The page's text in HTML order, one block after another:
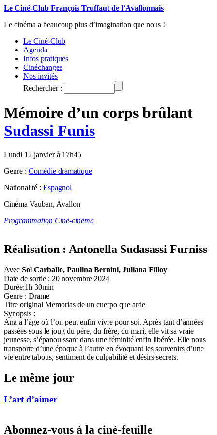
Le Ciné-Club François Truffaut de l’Avallonnais
Le cinéma a beaucoup plus d’imagination que nous !
Le Ciné-Club
Agenda
Infos pratiques
Cinéchanges
Nos invités
Rechercher :
Mémoire d’un corps brûlant
Sudassi Funis
Lundi 12 janvier à 17h45
Genre : Comédie dramatique
Nationalité : Espagnol
Cinéma Vauban, Avallon
Programmation Ciné-cinéma
Réalisation : Antonella Sudasassi Furniss
Avec Sol Carballo, Paulina Bernini, Juliana Filloy
Date de sortie : 20 novembre 2024
Durée:1h 30min
Genre : Drame
Titre original Memorias de un cuerpo que arde
Synopsis :
Ana a l’âge où l’on peut enfin vivre pour soi. Après tant d’années
passées sous le joug du père, du frère, du mari, elle vit sa vraie
jeunesse, s’épanouissant dans une féminité enfin libérée. Elle nous
transporte d’une époque à l’autre en évoquant les souvenirs d’une
vie entre tabous, sentiment de culpabilité et désirs secrets.
Le même jour
L’art d’aimer
Abonnez-vous à la ciné-feuille